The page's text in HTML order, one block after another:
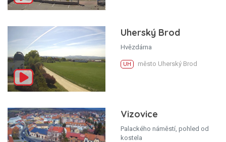
Uherský Brod
Hvězdárna
UH město Uherský Brod
Vizovice
Palackého náměstí, pohled od
kostela